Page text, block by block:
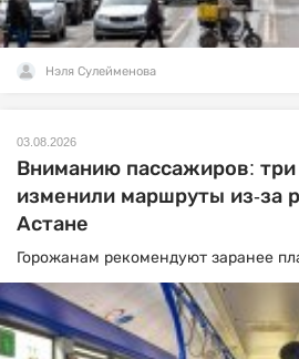
Нэля Сулейменова
03.08.2026
Вниманию пассажиров: три
изменили маршруты из-за
Астане
Горожанам рекомендуют заранее